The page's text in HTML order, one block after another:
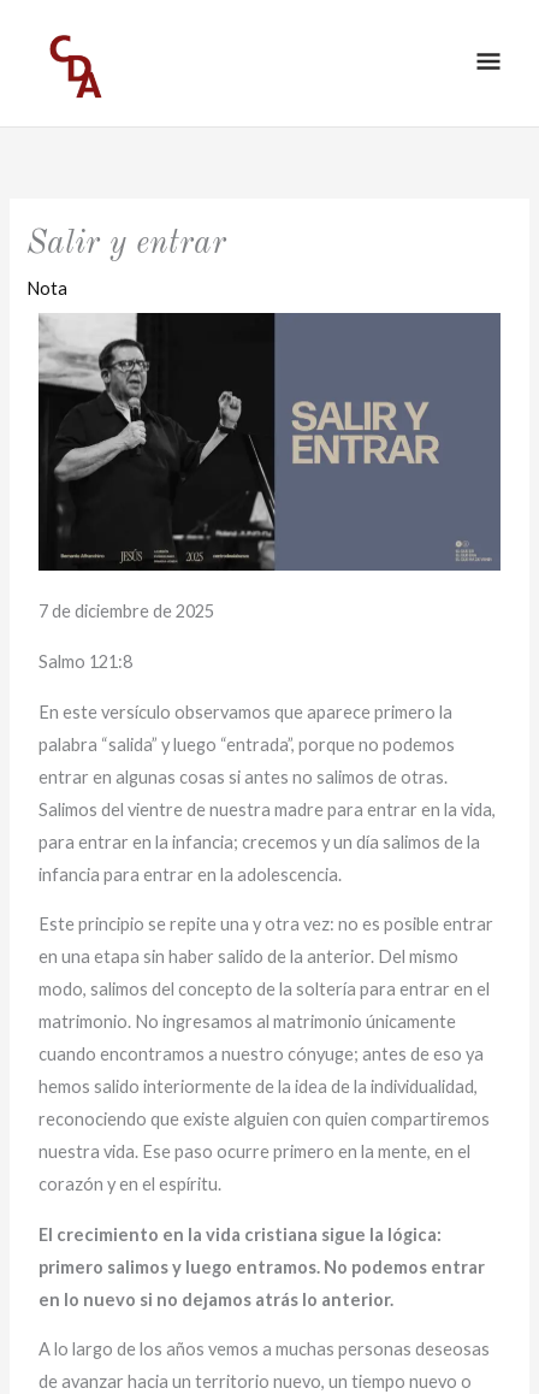
contenido
Salir y entrar
Nota
7 de diciembre de 2025
Salmo 121:8
En este versículo observamos que aparece primero la
palabra “salida” y luego “entrada”, porque no podemos
entrar en algunas cosas si antes no salimos de otras.
Salimos del vientre de nuestra madre para entrar en la vida,
para entrar en la infancia; crecemos y un día salimos de la
infancia para entrar en la adolescencia.
Este principio se repite una y otra vez: no es posible entrar
en una etapa sin haber salido de la anterior. Del mismo
modo, salimos del concepto de la soltería para entrar en el
matrimonio. No ingresamos al matrimonio únicamente
cuando encontramos a nuestro cónyuge; antes de eso ya
hemos salido interiormente de la idea de la individualidad,
reconociendo que existe alguien con quien compartiremos
nuestra vida. Ese paso ocurre primero en la mente, en el
corazón y en el espíritu.
El crecimiento en la vida cristiana sigue la lógica:
primero salimos y luego entramos. No podemos entrar
en lo nuevo si no dejamos atrás lo anterior.
A lo largo de los años vemos a muchas personas deseosas
de avanzar hacia un territorio nuevo, un tiempo nuevo o